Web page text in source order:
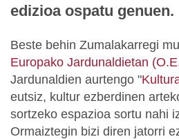
edizioa ospatu genuen.
Beste behin Zumalakarregi
Europako Jardunaldietan
Jardunaldien aurtengo "
eutsiz, kultur ezberdinen
sortzeko espazioa sortu nahi
Ormaiztegin bizi diren jatorri